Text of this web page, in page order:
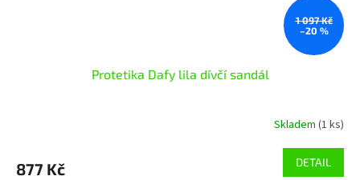
1 097 Kč
–20 %
Protetika Dafy lila dívčí sandál
Skladem (1 ks)
877 Kč DETAIL